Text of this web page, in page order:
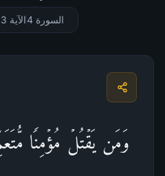
السورة 4 الآية 93
وَمَن یَقۡتُلۡ مُؤۡمِنࣰا